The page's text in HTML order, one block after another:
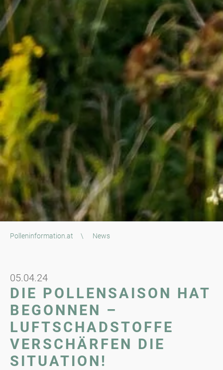
Polleninformation.at \ News
05.04.24
DIE POLLENSAISON HAT
BEGONNEN –
LUFTSCHADSTOFFE
VERSCHÄRFEN DIE
SITUATION!